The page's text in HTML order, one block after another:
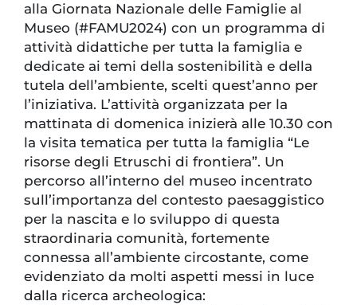
alla Giornata Nazionale delle Famiglie al
Museo (#FAMU2024) con un programma di
attività didattiche per tutta la famiglia e
dedicate ai temi della sostenibilità e della
tutela dell’ambiente, scelti quest’anno per
l’iniziativa. L’attività organizzata per la
mattinata di domenica inizierà alle 10.30 con
la visita tematica per tutta la famiglia “Le
risorse degli Etruschi di frontiera”. Un
percorso all’interno del museo incentrato
sull’importanza del contesto paesaggistico
per la nascita e lo sviluppo di questa
straordinaria comunità, fortemente
connessa all’ambiente circostante, come
evidenziato da molti aspetti messi in luce
dalla ricerca archeologica: